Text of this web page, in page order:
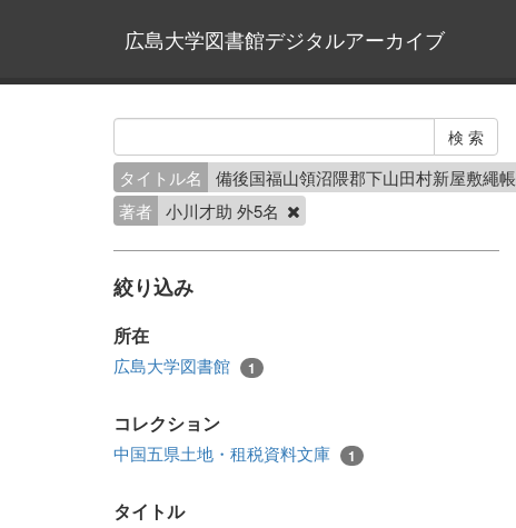
広島大学図書館デジタルアーカイブ
タイトル名
備後国福山領沼隈郡下山田村新屋敷繩帳
著者
小川才助 外5名
絞り込み
所在
広島大学図書館 1
コレクション
中国五県土地・租税資料文庫 1
タイトル